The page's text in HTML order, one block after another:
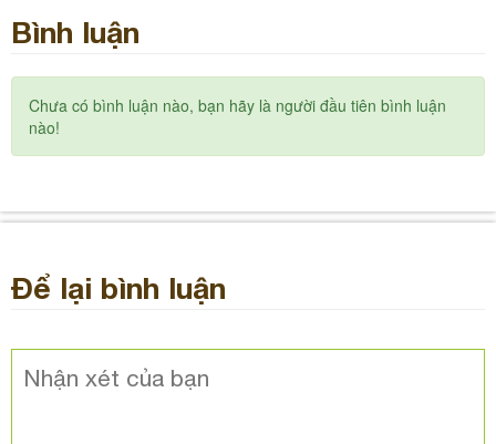
Bình luận
Chưa có bình luận nào, bạn hãy là người đầu tiên bình luận
nào!
Để lại bình luận